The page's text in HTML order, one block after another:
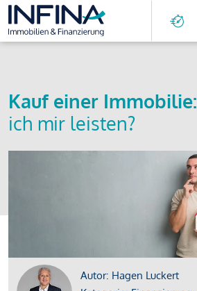
Kauf einer Immobilie:
ich mir leisten?
Autor: Hagen Luckert